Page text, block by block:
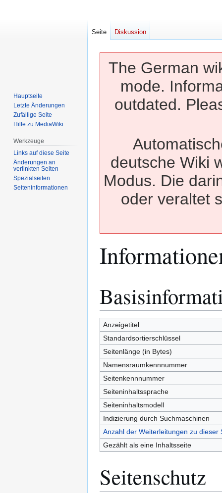
The German
mode.
outdated.
deutsche Wiki
Modus. Die
oder veraltet
Navigation
Suche
Anzeigetitel
Standardsortierschlüssel
Seitenlänge (in Bytes)
Namensraumkennnummer
Seitenkennnummer
Seiteninhaltssprache
Seiteninhaltsmodell
Indizierung durch Suchmaschinen
Anzahl der Weiterleitungen zu dieser
Gezählt als eine Inhaltsseite
Seitenschutz
Seite Diskussion
Hauptseite
Letzte Änderungen
Zufällige Seite
Hilfe zu MediaWiki
Werkzeuge
Links auf diese Seite
Änderungen an
verlinkten Seiten
Spezialseiten
Seiten­­informationen